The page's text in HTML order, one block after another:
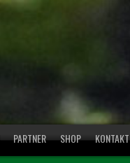
PARTNER SHOP KONTAKT